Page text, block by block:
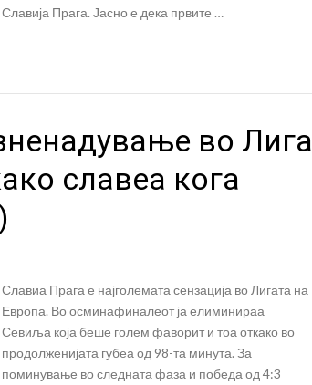
Славија Прага. Јасно е дека првите …
во Лига
славеа кога
Славиа Прага е најголемата сензација во Лигата на
Европа. Во осминафиналеот ја елиминираа
Севиља која беше голем фаворит и тоа откако во
продолженијата губеа од 98-та минута. За
поминување во следната фаза и победа од 4:3